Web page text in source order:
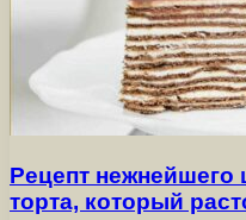
Рецепт нежнейшего
торта, который